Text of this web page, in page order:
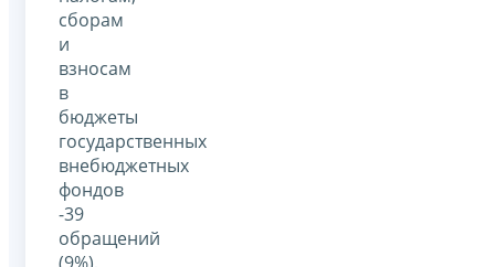
сборам
и
взносам
в
бюджеты
государственных
внебюджетных
фондов
-39
обращений